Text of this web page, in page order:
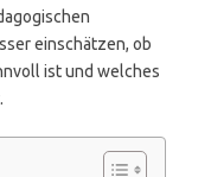
einschätzen, ob
ist und welches